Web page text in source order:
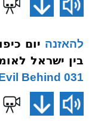
להאזנה
בין ישראל
031 Leaving Evil Behind